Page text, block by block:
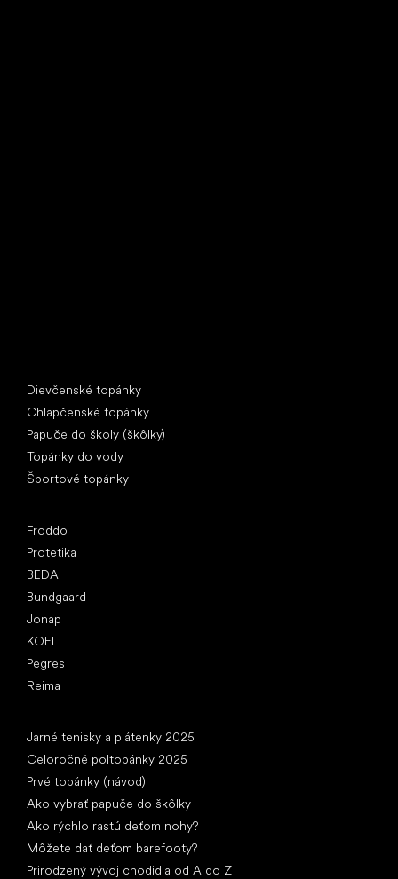
Dievčenské topánky
Chlapčenské topánky
Papuče do školy (škôlky)
Topánky do vody
Športové topánky
Froddo
Protetika
BEDA
Bundgaard
Jonap
KOEL
Pegres
Reima
Jarné tenisky a plátenky 2025
Celoročné poltopánky 2025
Prvé topánky (návod)
Ako vybrať papuče do škôlky
Ako rýchlo rastú deťom nohy?
Môžete dať deťom barefooty?
Prirodzený vývoj chodidla od A do Z